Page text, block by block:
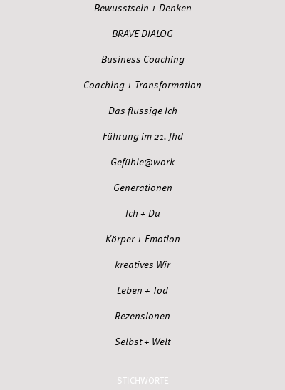
Bewusstsein + Denken
BRAVE DIALOG
Business Coaching
Coaching + Transformation
Das flüssige Ich
Führung im 21. Jhd
Gefühle@work
Generationen
Ich + Du
Körper + Emotion
kreatives Wir
Leben + Tod
Rezensionen
Selbst + Welt
STICHWORTE